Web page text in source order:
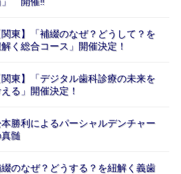
関東】「補綴のなぜ？どうして？を
く総合コース」開催決定！
関東】「デジタル歯科診療の未来を
る」開催決定！
勝利によるパーシャルデンチャー
髄
のなぜ？どうする？を紐解く義歯